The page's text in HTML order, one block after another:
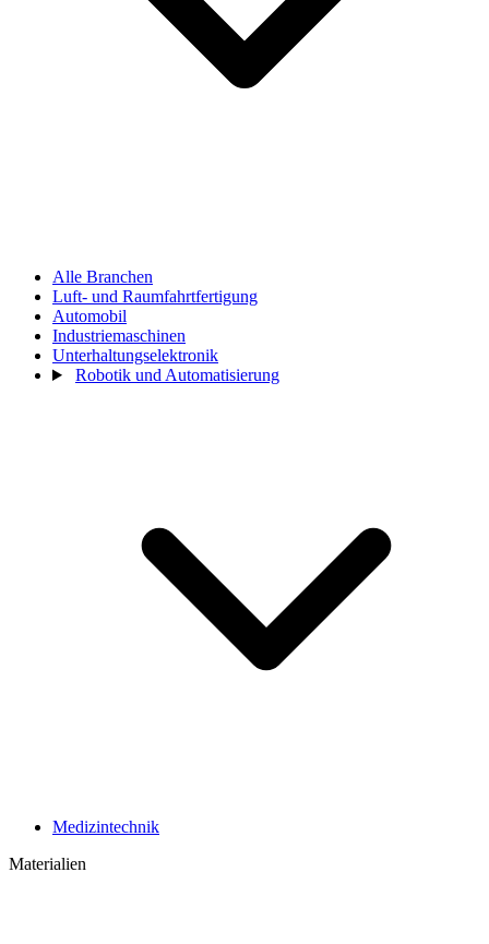
Alle Branchen
Luft- und Raumfahrtfertigung
Automobil
Industriemaschinen
Unterhaltungselektronik
Robotik und Automatisierung
Medizintechnik
Materialien